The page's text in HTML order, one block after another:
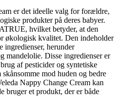
er det ideelle valg for forældre,
produkter på deres babyer.
hvilket betyder, at den
økologisk kvalitet. Den indeholder
ingredienser, herunder
mandelolie. Disse ingredienser er
af pesticider og syntetiske
mod huden og bedre
Nappy Change Cream kan
bruger et produkt, der er både